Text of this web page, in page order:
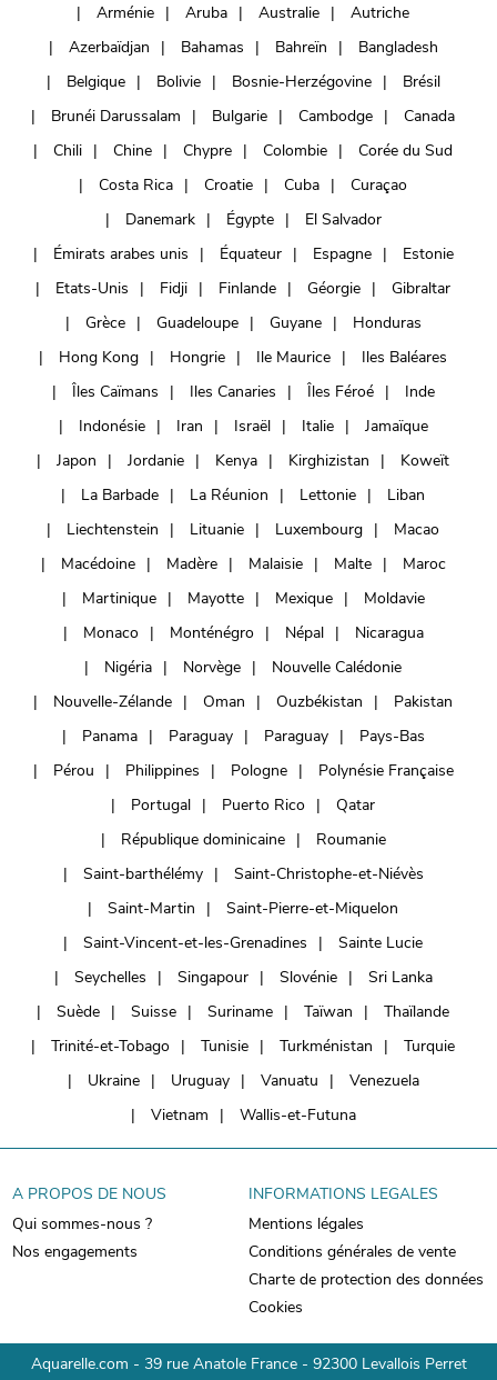
Arménie
Aruba Australie
Autriche
Azerbaïdjan
Bahamas Bahreïn
Bangladesh
Belgique
Bolivie Bosnie-Herzégovine
Brésil
Brunéi Darussalam
Bulgarie Cambodge
Canada
Chili
Chine Chypre Colombie
Corée du Sud
Costa Rica
Croatie Cuba
Curaçao
Danemark
Égypte
El Salvador
Émirats arabes unis
Équateur Espagne
Estonie
Etats-Unis
Fidji Finlande Géorgie
Gibraltar
Grèce
Guadeloupe Guyane
Honduras
Hong Kong
Hongrie Ile Maurice
Iles Baléares
Îles Caïmans
Iles Canaries Îles Féroé
Inde
Indonésie
Iran Israël Italie
Jamaïque
Japon
Jordanie Kenya Kirghizistan
Koweït
La Barbade
La Réunion Lettonie
Liban
Liechtenstein
Lituanie Luxembourg
Macao
Macédoine
Madère Malaisie Malte
Maroc
Martinique
Mayotte Mexique
Moldavie
Monaco
Monténégro Népal
Nicaragua
Nigéria
Norvège
Nouvelle Calédonie
Nouvelle-Zélande
Oman Ouzbékistan
Pakistan
Panama
Paraguay Paraguay
Pays-Bas
Pérou
Philippines Pologne
Polynésie Française
Portugal
Puerto Rico
Qatar
République dominicaine
Roumanie
Saint-barthélémy
Saint-Christophe-et-Niévès
Saint-Martin
Saint-Pierre-et-Miquelon
Saint-Vincent-et-les-Grenadines
Sainte Lucie
Seychelles
Singapour Slovénie
Sri Lanka
Suède
Suisse Suriname Taïwan
Thaïlande
Trinité-et-Tobago
Tunisie Turkménistan
Turquie
Ukraine
Uruguay Vanuatu
Venezuela
Vietnam
Wallis-et-Futuna
A PROPOS DE NOUS
Qui sommes-nous ?
Nos engagements
INFORMATIONS LEGALES
Mentions légales
Conditions générales de vente
Charte de protection des données
Cookies
Aquarelle.com - 39 rue Anatole France - 92300 Levallois Perret